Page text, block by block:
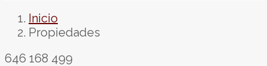
Inicio
Propiedades
646 168 499